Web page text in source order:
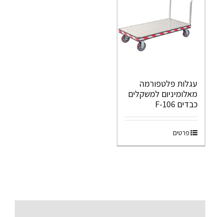
עגלות פלטפורמה
מאלומיניום למשקלים
כבדים F-106
פרטים